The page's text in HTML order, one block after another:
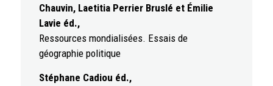
Chauvin, Laetitia Perrier Bruslé et Émilie
Lavie éd.,
Ressources mondialisées. Essais de
géographie politique
Stéphane Cadiou éd.,